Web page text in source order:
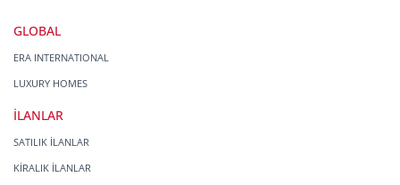
GLOBAL
ERA INTERNATIONAL
LUXURY HOMES
İLANLAR
SATILIK İLANLAR
KİRALIK İLANLAR